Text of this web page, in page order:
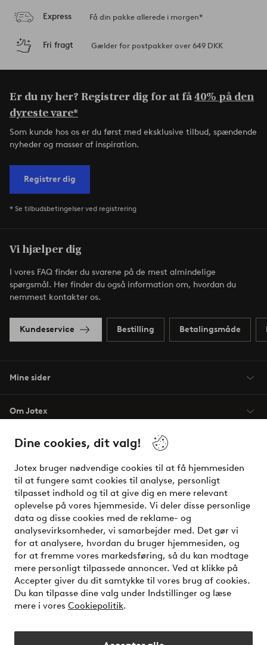
Dine cookies, dit valg!
Jotex bruger nødvendige cookies til at få hjemmesiden
til at fungere samt cookies til analyse, personligt
tilpasset indhold og til at give dig en mere relevant
oplevelse på vores hjemmeside. Vi deler disse personlige
data og disse cookies med de reklame- og
analysevirksomheder, vi samarbejder med. Det gør vi
for at analysere, hvordan du bruger hjemmesiden, og
for at fremme vores markedsføring, så du kan modtage
mere personligt tilpassede annoncer. Ved at klikke på
Accepter giver du dit samtykke til vores brug af cookies.
Du kan tilpasse dine valg under Indstillinger og læse
mere i vores Cookiepolitik.
Express Få din pakke allerede i morgen*
Fri fragt Gælder for postpakker over 649 DKK
Er du ny her? Registrer dig for at få40% på den
dyreste vare*
Som kunde hos os er du først med eksklusive tilbud, spændende
nyheder og masser af inspiration.
Registrer dig
* Se tilbudsbetingelser ved registrering
Vi hjælper dig
I vores FAQ finder du svarene på de mest almindelige
spørgsmål. Her finder du også information om, hvordan du
nemmest kontakter os.
Kundeservice Bestilling Betalingsmåde
Mine sider
Om Jotex
Vilkår
Venner
Sikre betalinger - betal nu eller del op
Vil du vide mere om vores betalingsmuligheder?
elpy